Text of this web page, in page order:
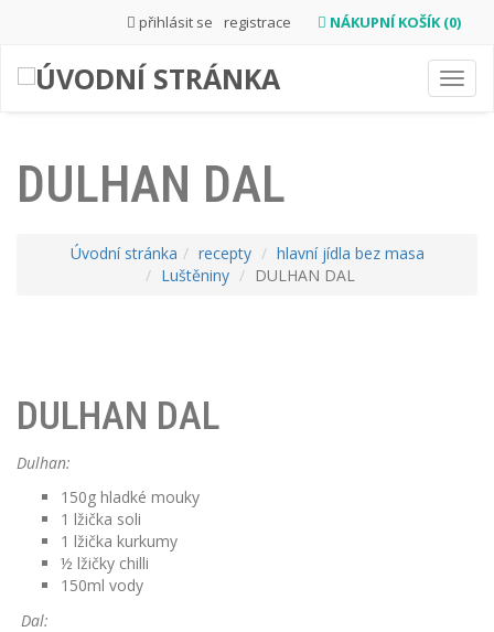
přihlásit se registrace NÁKUPNÍ KOŠÍK (0)
DULHAN DAL
Úvodní stránka recepty
hlavní jídla bez masa
Luštěniny
DULHAN DAL
DULHAN DAL
Dulhan:
150g hladké mouky
1 lžička soli
1 lžička kurkumy
½ lžičky chilli
150ml vody
Dal: